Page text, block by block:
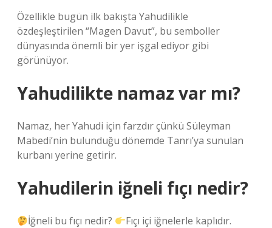
Özellikle bugün ilk bakışta Yahudilikle
özdeşleştirilen “Magen Davut”, bu semboller
dünyasında önemli bir yer işgal ediyor gibi
görünüyor.
Yahudilikte namaz var mı?
Namaz, her Yahudi için farzdır çünkü Süleyman
Mabedi’nin bulunduğu dönemde Tanrı’ya sunulan
kurbanı yerine getirir.
Yahudilerin iğneli fıçı nedir?
İğneli bu fıçı nedir?
Fıçı içi iğnelerle kaplıdır.